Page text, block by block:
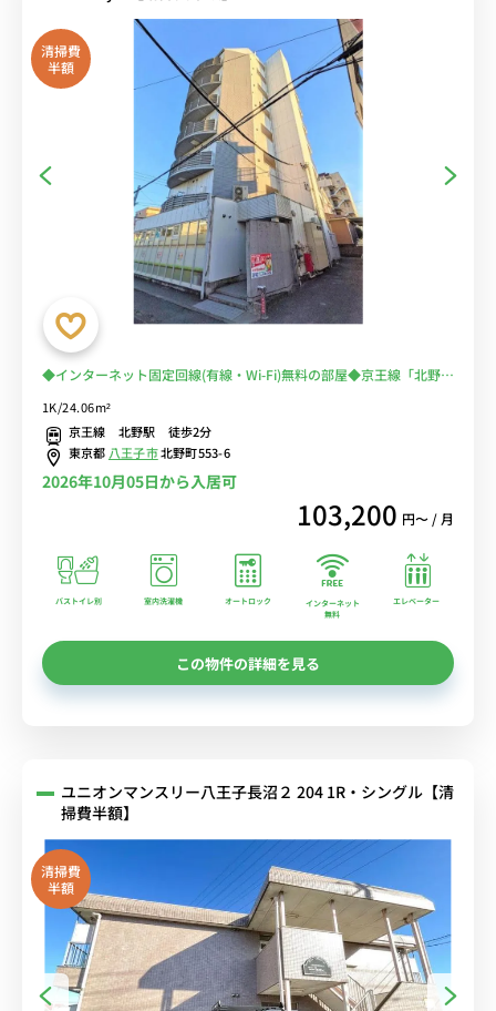
清掃費
半額
◆インターネット固定回線(有線・Wi-Fi)無料の部屋◆京王線「北野
ド付き
1K/24.06m²
京王線 北野駅 徒歩2分
東京都 八王子市北野町553-6
2026年10月05日から入居可
103,200 円〜 / 月
バストイレ別 室内洗濯機 オートロック
インターネット
無料
エレベーター
この物件の詳細を見る
ユニオンマンスリー八王子長沼２ 204 1R・シングル【清
掃費半額】
清掃費
半額